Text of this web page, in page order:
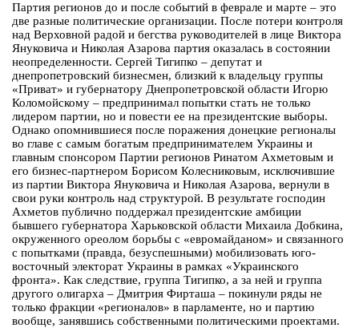
Партия регионов до и после событий в феврале и марте – это
две разные политические организации. После потери контроля
над Верховной радой и бегства руководителей в лице Виктора
Януковича и Николая Азарова партия оказалась в состоянии
неопределенности. Сергей Тигипко – депутат и
днепропетровский бизнесмен, близкий к владельцу группы
«Приват» и губернатору Днепропетровской области Игорю
Коломойскому – предпринимал попытки стать не только
лидером партии, но и повести ее на президентские выборы.
Однако опомнившиеся после поражения донецкие регионалы
во главе с самым богатым предпринимателем Украины и
главным спонсором Партии регионов Ринатом Ахметовым и
его бизнес-партнером Борисом Колесниковым, исключившие
из партии Виктора Януковича и Николая Азарова, вернули в
свои руки контроль над структурой. В результате господин
Ахметов публично поддержал президентские амбиции
бывшего губернатора Харьковской области Михаила Добкина,
окруженного ореолом борьбы с «евромайданом» и связанного
с попытками (правда, безуспешными) мобилизовать юго-
восточный электорат Украины в рамках «Украинского
фронта». Как следствие, группа Тигипко, а за ней и группа
другого олигарха – Дмитрия Фирташа – покинули ряды не
только фракции «регионалов» в парламенте, но и партию
вообще, занявшись собственными политическими проектами.